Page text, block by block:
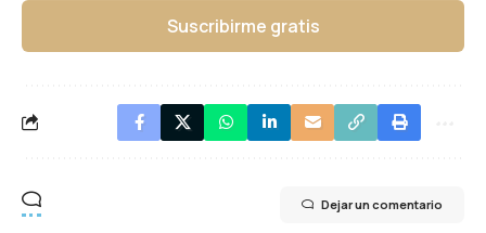
Suscribirme gratis
Dejar un comentario